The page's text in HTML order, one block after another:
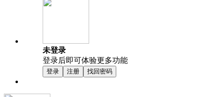
未登录
登录后即可体验更多功能
登录 注册 找回密码